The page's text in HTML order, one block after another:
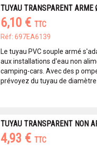
TUYAU TRANSPARENT ARME
6,10 € TTC
Réf: 697EA6139
Le tuyau PVC souple armé
aux installations d'eau non
camping-cars. Avec des p
prévoyez du tuyau de diamètre
TUYAU TRANSPARENT NON
4,93 € TTC